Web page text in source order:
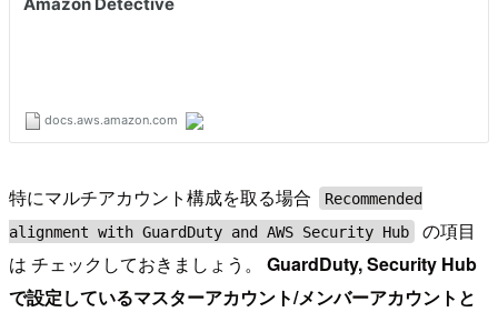
特にマルチアカウント構成を取る場合
Recommended
alignment with GuardDuty and AWS Security Hub
の項目
は チェックしておきましょう。 GuardDuty, Security Hub
で設定しているマスターアカウント/メンバーアカウントと